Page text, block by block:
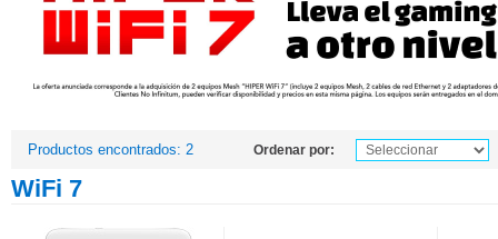
Productos encontrados: 2 Ordenar por:
WiFi 7